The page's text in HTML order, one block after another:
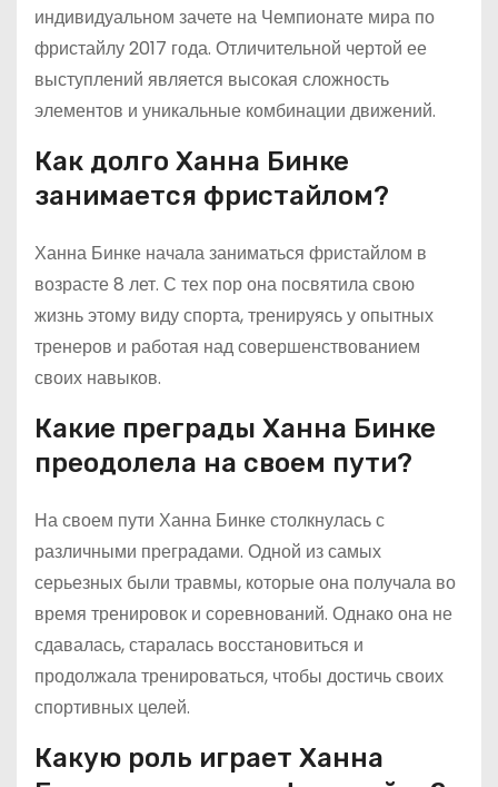
индивидуальном зачете на Чемпионате мира по
фристайлу 2017 года. Отличительной чертой ее
выступлений является высокая сложность
элементов и уникальные комбинации движений.
Как долго Ханна Бинке
занимается фристайлом?
Ханна Бинке начала заниматься фристайлом в
возрасте 8 лет. С тех пор она посвятила свою
жизнь этому виду спорта, тренируясь у опытных
тренеров и работая над совершенствованием
своих навыков.
Какие преграды Ханна Бинке
преодолела на своем пути?
На своем пути Ханна Бинке столкнулась с
различными преградами. Одной из самых
серьезных были травмы, которые она получала во
время тренировок и соревнований. Однако она не
сдавалась, старалась восстановиться и
продолжала тренироваться, чтобы достичь своих
спортивных целей.
Какую роль играет Ханна